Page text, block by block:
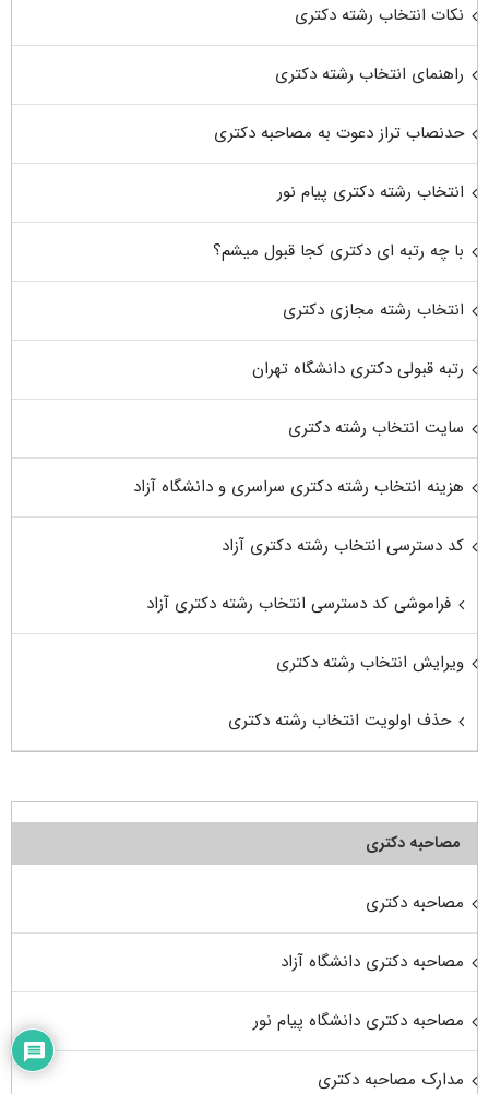
نکات انتخاب رشته دکتری
راهنمای انتخاب رشته دکتری
حدنصاب تراز دعوت به مصاحبه دکتری
انتخاب رشته دکتری پیام نور
با چه رتبه ای دکتری کجا قبول میشم؟
انتخاب رشته مجازی دکتری
رتبه قبولی دکتری دانشگاه تهران
سایت انتخاب رشته دکتری
هزینه انتخاب رشته دکتری سراسری و دانشگاه آزاد
کد دسترسی انتخاب رشته دکتری آزاد
فراموشی کد دسترسی انتخاب رشته دکتری آزاد
ویرایش انتخاب رشته دکتری
حذف اولویت انتخاب رشته دکتری
مصاحبه دکتری
مصاحبه دکتری
مصاحبه دکتری دانشگاه آزاد
مصاحبه دکتری دانشگاه پیام نور
مدارک مصاحبه دکتری